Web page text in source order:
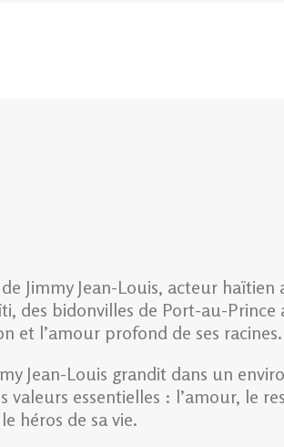
Jimmy Jean-Louis, acteur
des bidonvilles de Port-au-
et l’amour profond de ses racines.
Jean-Louis grandit dans un
essentielles : l’amour, le
héros de sa vie.